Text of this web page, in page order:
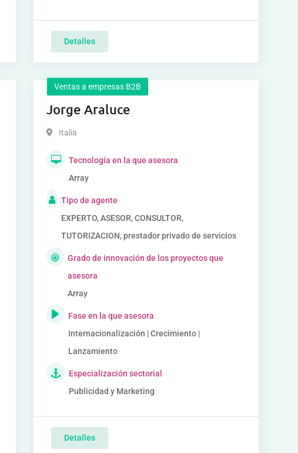
Detalles
Ventas a empresas B2B
Jorge Araluce
Italia
Tecnología en la que asesora
Array
Tipo de agente
EXPERTO, ASESOR, CONSULTOR,
TUTORIZACION, prestador privado de servicios
Grado de innovación de los proyectos que
asesora
Array
Fase en la que asesora
Internacionalización | Crecimiento |
Lanzamiento
Especialización sectorial
Publicidad y Marketing
Detalles